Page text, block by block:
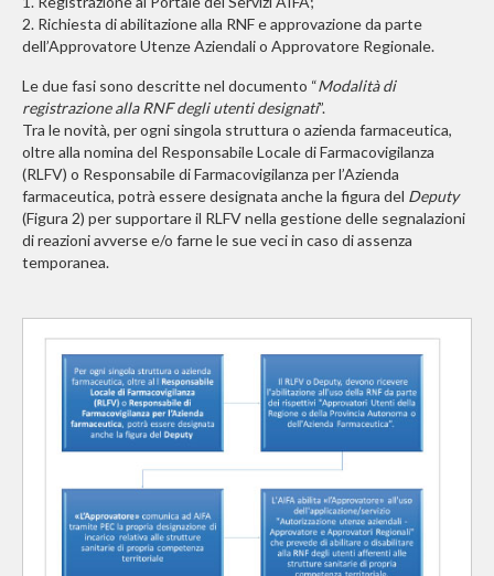
2. Richiesta di abilitazione alla RNF e approvazione da parte
dell’Approvatore Utenze Aziendali o Approvatore Regionale.
Le due fasi sono descritte nel documento “Modalità di
registrazione alla RNF degli utenti designati”.
Tra le novità, per ogni singola struttura o azienda farmaceutica,
oltre alla nomina del Responsabile Locale di Farmacovigilanza
(RLFV) o Responsabile di Farmacovigilanza per l’Azienda
farmaceutica, potrà essere designata anche la figura del Deputy
(Figura 2) per supportare il RLFV nella gestione delle segnalazioni
di reazioni avverse e/o farne le sue veci in caso di assenza
temporanea.